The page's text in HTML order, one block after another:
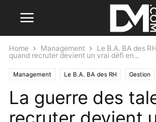
Home Management Le B.A. BA des RH
quand recruter devient un vrai défi en...
Management Le B.A. BA des RH Gestion
La guerre des